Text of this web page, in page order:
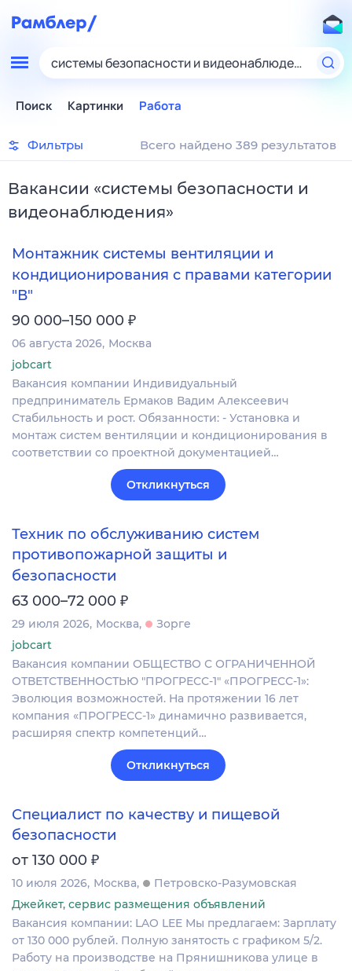
системы безопасности и видеонаблюдения
Поиск Картинки Работа
Фильтры Всего найдено 389 результатов
Вакансии «системы безопасности и
видеонаблюдения»
Монтажник системы вентиляции и
кондиционирования с правами категории
"В"
90 000–150 000 ₽
06 августа 2026 Москва
jobcart
Вакансия компании Индивидуальный
предприниматель Ермаков Вадим Алексеевич
Стабильность и рост. Обязанности: - Установка и
монтаж систем вентиляции и кондиционирования в
соответствии со проектной документацией…
Откликнуться
Техник по обслуживанию систем
противопожарной защиты и
безопасности
63 000–72 000 ₽
29 июля 2026 Москва
Зорге
jobcart
Вакансия компании ОБЩЕСТВО С ОГРАНИЧЕННОЙ
ОТВЕТСТВЕННОСТЬЮ "ПРОГРЕСС-1" «ПРОГРЕСС-1»:
Эволюция возможностей. На протяжении 16 лет
компания «ПРОГРЕСС-1» динамично развивается,
расширяя спектр компетенций…
Откликнуться
Специалист по качеству и пищевой
безопасности
от 130 000 ₽
10 июля 2026 Москва
Петровско-Разумовская
Джейкет, сервис размещения объявлений
Вакансия компании: LAO LEE Мы предлагаем: Зарплату
от 130 000 рублей. Полную занятость с графиком 5/2.
Работу на производстве на Прянишникова улице в